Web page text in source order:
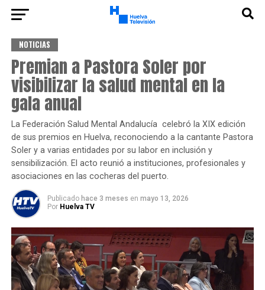
NOTICIAS
Premian a Pastora Soler por
visibilizar la salud mental en la
gala anual
La Federación Salud Mental Andalucía celebró la XIX edición
de sus premios en Huelva, reconociendo a la cantante Pastora
Soler y a varias entidades por su labor en inclusión y
sensibilización. El acto reunió a instituciones, profesionales y
asociaciones en las cocheras del puerto.
Publicado hace 3 meses en mayo 13, 2026
Por Huelva TV